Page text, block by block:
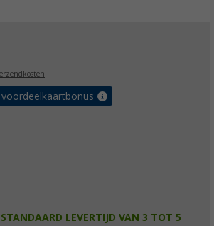
STANDAARD LEVERTIJD VAN 3 TOT 5